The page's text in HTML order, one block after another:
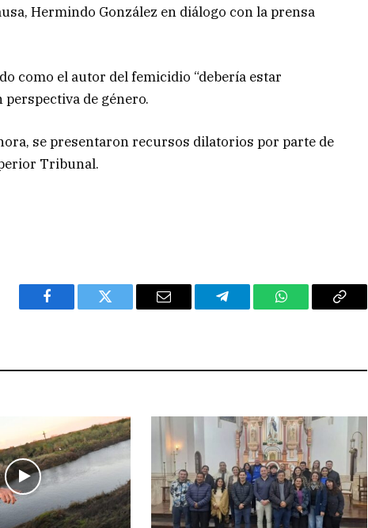
Hermindo González en diálogo con la prensa
como el autor del femicidio “debería estar
perspectiva de género.
se presentaron recursos dilatorios por parte de
Tribunal.
Facebook Twitter Email Telegram WhatsAppCopy